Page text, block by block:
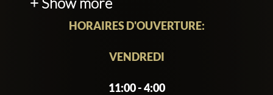
The club's intimate setting can
it an exclusive spot for private functions
HORAIRES D'OUVERTURE:
VENDREDI
11:00 - 4:00